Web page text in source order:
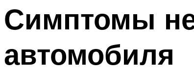
Симптомы
автомобиля